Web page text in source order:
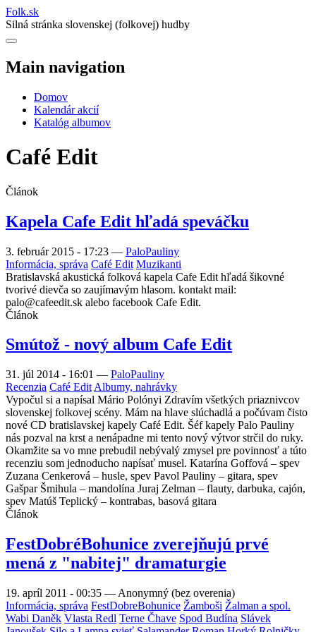
Folk.sk
Silná stránka slovenskej (folkovej) hudby
Main navigation
Domov
Kalendár akcií
Katalóg albumov
Café Edit
Článok
Kapela Cafe Edit hľadá speváčku
3. február 2015 - 17:23 — PaloPauliny
Informácia, správa Café Edit Muzikanti
Bratislavská akustická folková kapela Cafe Edit hľadá šikovné
tvorivé dievča so zaujímavým hlasom. kontakt mail:
palo@cafeedit.sk alebo facebook Cafe Edit.
Článok
Smútož - nový album Cafe Edit
31. júl 2014 - 16:01 — PaloPauliny
Recenzia Café Edit Albumy, nahrávky
Vypočul si a napísal Mário Polónyi Zdravím všetkých priaznivcov
slovenskej folkovej scény. Mám na hlave slúchadlá a počúvam čisto
nové CD bratislavskej kapely Café Edit. Šéf kapely Palo Pauliny
nás pozval na krst a nenápadne mi tento nový výtvor strčil do ruky.
Okamžite sa vo mne prebudil nebývalý zmysel pre povinnosť a túto
recenziu som jednoducho napísať musel. Katarína Goffová – spev
Zuzana Cenkerová – husle, spev Pavol Pauliny – gitara, spev
Gašpar Šmihula – mandolína Juraj Zelman – flauty, darbuka, cajón,
spev Matúš Teplický – kontrabas, basová gitara
Článok
FestDobréBohunice zverejňujú prvé
mená z "nabitej" dramaturgie
19. apríl 2011 - 00:35 — Anonymný (bez overenia)
Informácia, správa FestDobreBohunice Žamboši Žalman a spol.
Wabi Daněk Vlasta Redl Terne Čhave Spod Budína Slávek